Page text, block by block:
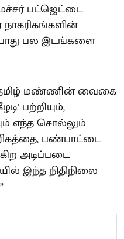
பட்ஜெட்டை
பல இடங்களை
மண்ணின் வைகை
பற்றியும்,
எந்த சொல்லும்
பண்பாட்டை
அடிப்படை
இந்த நிதிநிலை